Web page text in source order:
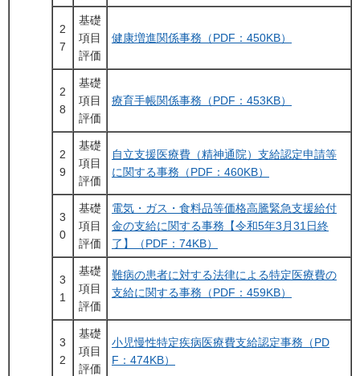
2
7
基礎
項目
評価
健康増進関係事務（PDF：450KB）
2
8
基礎
項目
評価
療育手帳関係事務（PDF：453KB）
2
9
基礎
項目
評価
自立支援医療費（精神通院）支給認定申請等
に関する事務（PDF：460KB）
3
0
基礎
項目
評価
電気・ガス・食料品等価格高騰緊急支援給付
金の支給に関する事務【令和5年3月31日終
了】（PDF：74KB）
3
1
基礎
項目
評価
難病の患者に対する法律による特定医療費の
支給に関する事務（PDF：459KB）
3
2
基礎
項目
評価
小児慢性特定疾病医療費支給認定事務（PD
F：474KB）